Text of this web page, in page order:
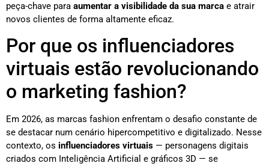
peça-chave para aumentar a visibilidade da sua marca e atrair
novos clientes de forma altamente eficaz.
Por que os influenciadores
virtuais estão revolucionando
o marketing fashion?
Em 2026, as marcas fashion enfrentam o desafio constante de
se destacar num cenário hipercompetitivo e digitalizado. Nesse
contexto, os influenciadores virtuais — personagens digitais
criados com Inteligência Artificial e gráficos 3D — se